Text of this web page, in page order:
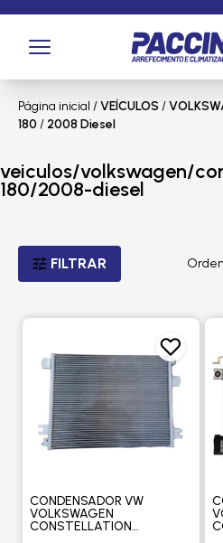
Página inicial /VEÍCULOS /
180 / 2008 Diesel
veiculos/volkswagen/
180/2008-diesel
FILTRAR
CONDENSADOR VW
VOLKSWAGEN
CONSTELLATION